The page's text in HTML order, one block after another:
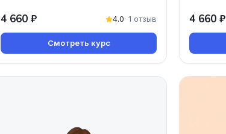
4 660 ₽ 4.0· 1 отзыв
Смотреть курс
4 660 ₽